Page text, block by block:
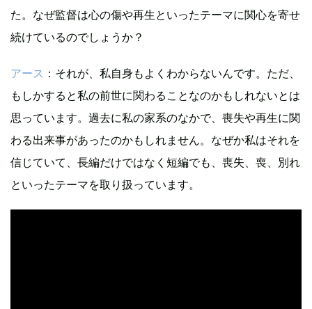
た。なぜ監督は心の傷や再生といったテーマに関心を寄せ
続けているのでしょうか？
アース ：それが、私自身もよくわからないんです。ただ、
もしかすると私の前世に関わることなのかもしれないとは
思っています。過去に私の家系のなかで、喪失や再生に関
わる出来事があったのかもしれません。なぜか私はそれを
信じていて、長編だけではなく短編でも、喪失、喪、別れ
といったテーマを取り扱っています。